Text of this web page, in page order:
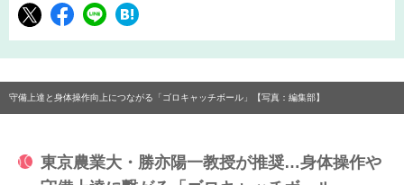
守備上達と身体操作向上につながる「ゴロキャッチボール」【写真：編集部】
東京農業大・勝亦陽一教授が推奨…身体操作や